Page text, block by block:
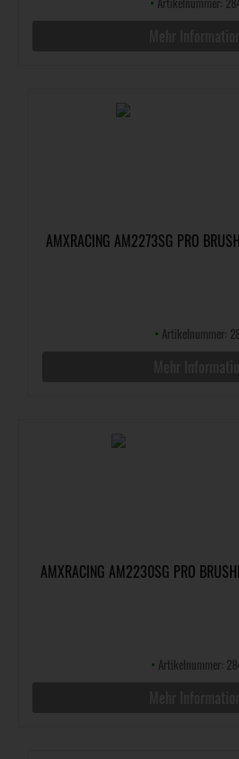
AMXRACING AM2273SG PRO
• Artikelnummer:
AMXRACING AM2230SG PRO
• Artikelnummer: